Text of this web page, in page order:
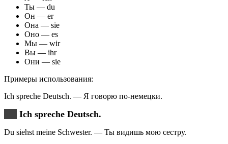
Ты — du
Он — er
Она — sie
Оно — es
Мы — wir
Вы — ihr
Они — sie
Примеры использования:
Ich spreche Deutsch. — Я говорю по-немецки.
Ich spreche Deutsch.
Du siehst meine Schwester. — Ты видишь мою сестру.